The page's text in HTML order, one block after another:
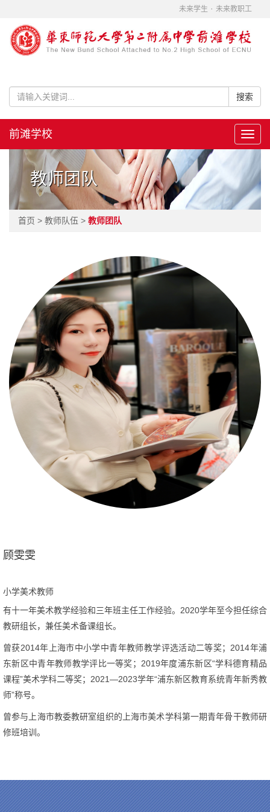
未来学生 · 未来教职工
前滩学校
教师团队
首页 > 教师队伍 > 教师团队
顾雯雯
小学美术教师
有十一年美术教学经验和三年班主任工作经验。2020学年至今担任综合
教研组长，兼任美术备课组长。
曾获2014年上海市中小学中青年教师教学评选活动二等奖；2014年浦
东新区中青年教师教学评比一等奖；2019年度浦东新区“学科德育精品
课程”美术学科二等奖；2021—2023学年“浦东新区教育系统青年新秀教
师”称号。
曾参与上海市教委教研室组织的上海市美术学科第一期青年骨干教师研
修班培训。